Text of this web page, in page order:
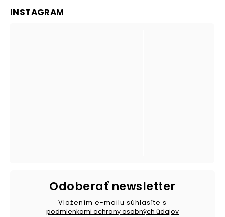
INSTAGRAM
Odoberať newsletter
Vložením e-mailu súhlasíte s
podmienkami ochrany osobných údajov